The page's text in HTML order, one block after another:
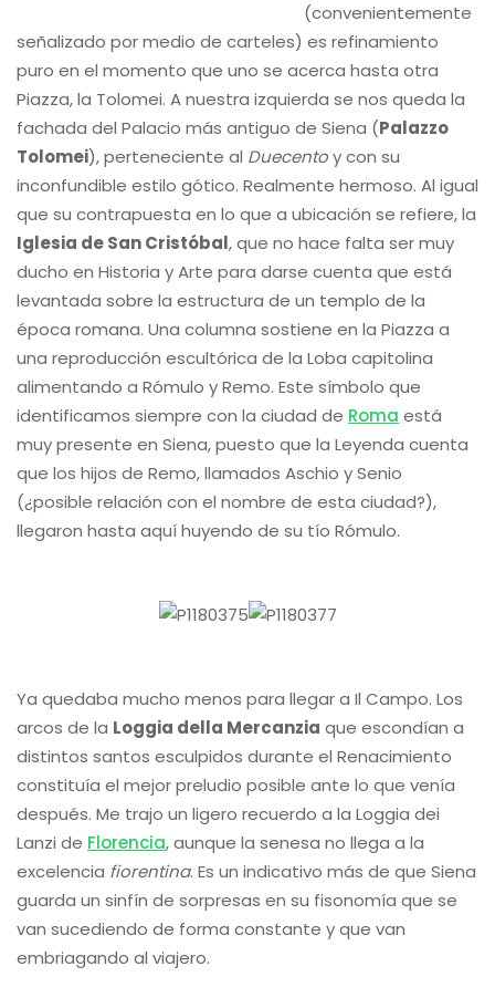
(convenientemente
señalizado por medio de carteles) es refinamiento
puro en el momento que uno se acerca hasta otra
Piazza, la Tolomei. A nuestra izquierda se nos queda la
fachada del Palacio más antiguo de Siena (Palazzo
Tolomei), perteneciente al Duecentoy con su
inconfundible estilo gótico. Realmente hermoso. Al igual
que su contrapuesta en lo que a ubicación se refiere, la
Iglesia de San Cristóbal, que no hace falta ser muy
ducho en Historia y Arte para darse cuenta que está
levantada sobre la estructura de un templo de la
época romana. Una columna sostiene en la Piazza a
una reproducción escultórica de la Loba capitolina
alimentando a Rómulo y Remo. Este símbolo que
identificamos siempre con la ciudad de Roma está
muy presente en Siena, puesto que la Leyenda cuenta
que los hijos de Remo, llamados Aschio y Senio
(¿posible relación con el nombre de esta ciudad?),
llegaron hasta aquí huyendo de su tío Rómulo.
Ya quedaba mucho menos para llegar a Il Campo. Los
arcos de la Loggia della Mercanzia que escondían a
distintos santos esculpidos durante el Renacimiento
constituía el mejor preludio posible ante lo que venía
después. Me trajo un ligero recuerdo a la Loggia dei
Lanzi de Florencia, aunque la senesa no llega a la
excelencia fiorentina. Es un indicativo más de que Siena
guarda un sinfín de sorpresas en su fisonomía que se
van sucediendo de forma constante y que van
embriagando al viajero.